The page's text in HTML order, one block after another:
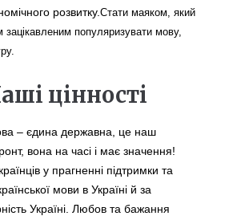
розвитку. Стати маяком, який
зацікавленим популяризувати мову,
цінності
– єдина державна, це наш
вона на часі і має значення!
у прагненні підтримки та
мови в Україні й за
Україні. Любов та бажання